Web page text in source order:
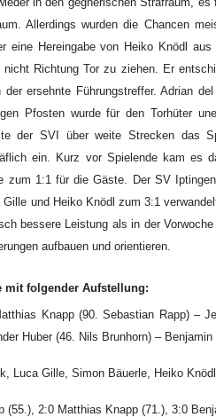
Allerdings wurden die Chancen
eine Hereingabe von Heiko Knödl
nicht Richtung Tor zu ziehen. Er
der ersehnte Führungstreffer. Adrian
Pfosten wurde für den Torhüter
der SVI über weite Strecken das
ein. Kurz vor Spielende kam es
zum 1:1 für die Gäste. Der SV
Gille und Heiko Knödl zum 3:1
bessere Leistung als in der
aufbauen und orientieren.
mit folgender Aufstellung:
Knapp (90. Sebastian Rapp) –
Huber (46. Nils Brunhorn) –
Luca Gille, Simon Bäuerle, Heiko Knödl
(55.), 2:0 Matthias Knapp (71.), 3:0